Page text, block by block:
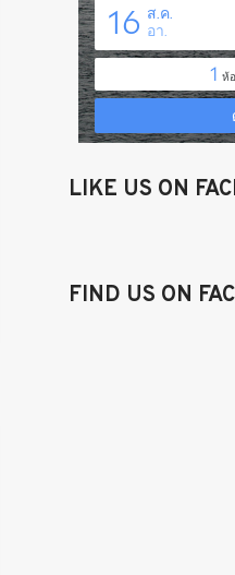
LIKE US ON
FIND US ON